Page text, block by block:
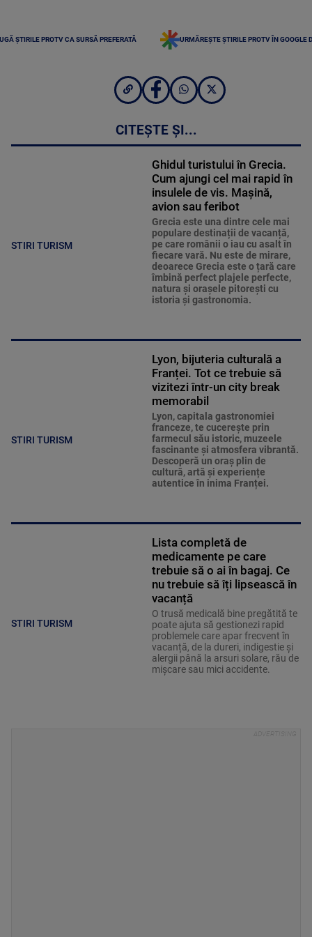
ȘTIRILE PROTV CA SURSĂ PREFERATĂ URMĂREȘTE ȘTIRILE PROTV ÎN GOOGLE
CITEȘTE ȘI...
STIRI TURISM
Ghidul turistului în Grecia.
Cum ajungi cel mai rapid în
insulele de vis. Mașină,
avion sau feribot
Grecia este una dintre cele mai
populare destinații de vacanță,
pe care românii o iau cu asalt în
fiecare vară. Nu este de mirare,
deoarece Grecia este o țară care
îmbină perfect plajele perfecte,
natura și orașele pitorești cu
istoria și gastronomia.
STIRI TURISM
Lyon, bijuteria culturală a
Franței. Tot ce trebuie să
vizitezi într-un city break
memorabil
Lyon, capitala gastronomiei
franceze, te cucerește prin
farmecul său istoric, muzeele
fascinante și atmosfera vibrantă.
Descoperă un oraș plin de
cultură, artă și experiențe
autentice în inima Franței.
STIRI TURISM
Lista completă de
medicamente pe care
trebuie să o ai în bagaj. Ce
nu trebuie să îți lipsească în
vacanță
O trusă medicală bine pregătită te
poate ajuta să gestionezi rapid
problemele care apar frecvent în
vacanță, de la dureri, indigestie și
alergii până la arsuri solare, rău de
mișcare sau mici accidente.